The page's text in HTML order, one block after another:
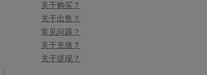
关于购买？
关于出售？
常见问题？
关于充值？
关于提现？